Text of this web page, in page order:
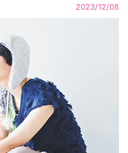
2023/12/08